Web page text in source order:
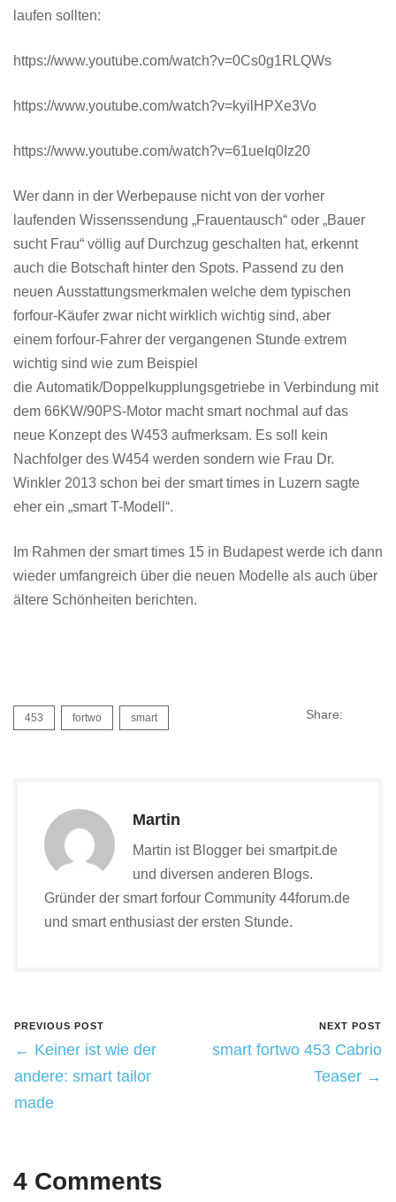
laufen sollten:
https://www.youtube.com/watch?v=0Cs0g1RLQWs
https://www.youtube.com/watch?v=kyilHPXe3Vo
https://www.youtube.com/watch?v=61ueIq0Iz20
Wer dann in der Werbepause nicht von der vorher
laufenden Wissenssendung „Frauentausch“ oder „Bauer
sucht Frau“ völlig auf Durchzug geschalten hat, erkennt
auch die Botschaft hinter den Spots. Passend zu den
neuen Ausstattungsmerkmalen welche dem typischen
forfour-Käufer zwar nicht wirklich wichtig sind, aber
einem forfour-Fahrer der vergangenen Stunde extrem
wichtig sind wie zum Beispiel
die Automatik/Doppelkupplungsgetriebe in Verbindung mit
dem 66KW/90PS-Motor macht smart nochmal auf das
neue Konzept des W453 aufmerksam. Es soll kein
Nachfolger des W454 werden sondern wie Frau Dr.
Winkler 2013 schon bei der smart times in Luzern sagte
eher ein „smart T-Modell“.
Im Rahmen der smart times 15 in Budapest werde ich dann
wieder umfangreich über die neuen Modelle als auch über
ältere Schönheiten berichten.
453 fortwo smart Share:
Martin
Martin ist Blogger bei smartpit.de
und diversen anderen Blogs.
Gründer der smart forfour Community 44forum.de
und smart enthusiast der ersten Stunde.
PREVIOUS POST
← Keiner ist wie der
andere: smart tailor
made
NEXT POST
smart fortwo 453 Cabrio
Teaser →
4 Comments